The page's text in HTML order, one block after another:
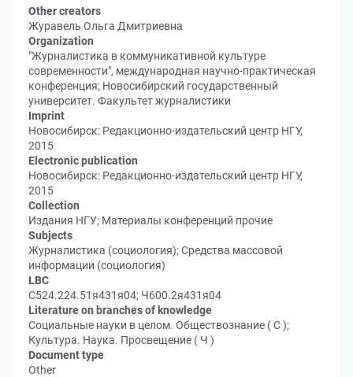
Other creators
Журавель Ольга Дмитриевна
Organization
"Журналистика в коммуникативной культуре
современности", международная научно-практическая
конференция; Новосибирский государственный
университет. Факультет журналистики
Imprint
Новосибирск: Редакционно-издательский центр НГУ,
2015
Electronic publication
Новосибирск: Редакционно-издательский центр НГУ,
2015
Collection
Издания НГУ; Материалы конференций прочие
Subjects
Журналистика (социология); Средства массовой
информации (социология)
LBC
С524.224.51я431я04; Ч600.2я431я04
Literature on branches of knowledge
Социальные науки в целом. Обществознание ( С );
Культура. Наука. Просвещение ( Ч )
Document type
Other